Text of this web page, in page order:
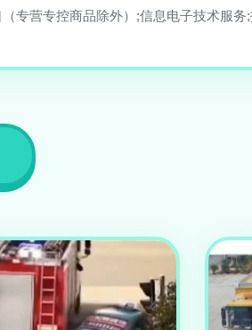
（专营专控商品除外）;信息电子技术服务